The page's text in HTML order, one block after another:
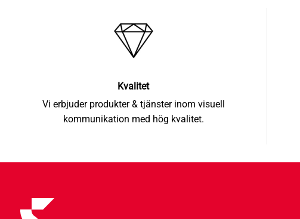
Kvalitet
Vi erbjuder produkter & tjänster inom visuell
kommunikation med hög kvalitet.